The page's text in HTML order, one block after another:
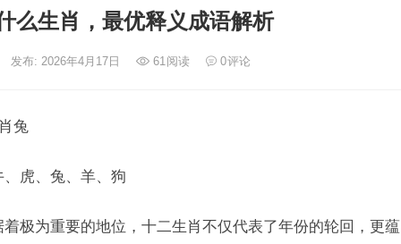
么生肖，最优释义成语解析
发布: 2026年4月17日 61阅读 0评论
兔
虎、兔、羊、狗
极为重要的地位，十二生肖不仅代表了年份的轮回，更蕴